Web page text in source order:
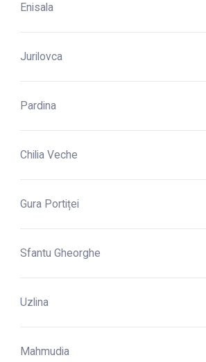
Enisala
Jurilovca
Pardina
Chilia Veche
Gura Portiței
Sfantu Gheorghe
Uzlina
Mahmudia